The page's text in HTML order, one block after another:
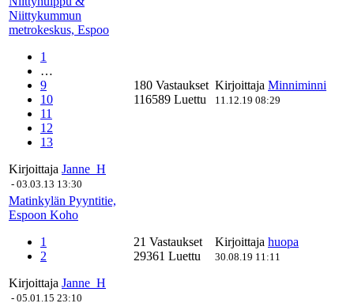
Niittykummun
metrokeskus, Espoo
1
…
9
10
11
12
13
Kirjoittaja Janne_H
- 03.03.13 13:30
180 Vastaukset
116589 Luettu
Kirjoittaja Minniminni
11.12.19 08:29
Matinkylän Pyyntitie,
Espoon Koho
1
2
Kirjoittaja Janne_H
- 05.01.15 23:10
21 Vastaukset
29361 Luettu
Kirjoittaja huopa
30.08.19 11:11